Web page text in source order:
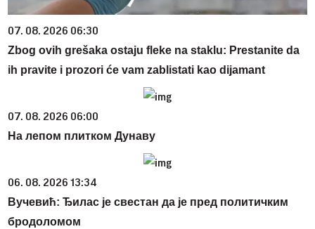
07. 08. 2026 06:30
Zbog ovih grešaka ostaju fleke na staklu: Prestanite da
ih pravite i prozori će vam zablistati kao dijamant
07. 08. 2026 06:00
На лепом плитком Дунаву
06. 08. 2026 13:34
Вучевић: Ђилас је свестан да је пред политичким
бродоломом